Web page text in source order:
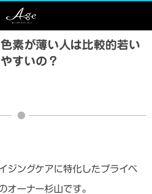
素が薄い人は比較的若い
すいの？
ジングケアに特化したプライベ
オーナー杉山です。